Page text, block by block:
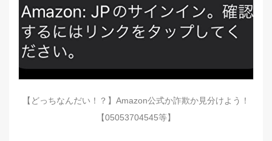
【どっちなんだい！？】Amazon公式か詐欺か見分けよう！
【05053704545等】